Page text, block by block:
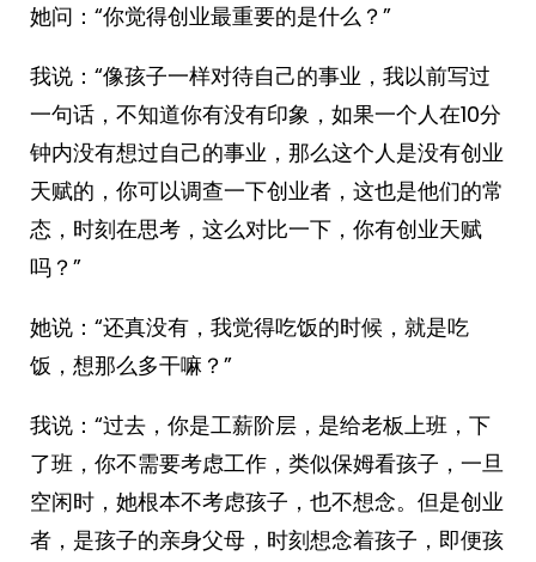
她问：“你觉得创业最重要的是什么？”
我说：“像孩子一样对待自己的事业，我以前写过
一句话，不知道你有没有印象，如果一个人在10分
钟内没有想过自己的事业，那么这个人是没有创业
天赋的，你可以调查一下创业者，这也是他们的常
态，时刻在思考，这么对比一下，你有创业天赋
吗？”
她说：“还真没有，我觉得吃饭的时候，就是吃
饭，想那么多干嘛？”
我说：“过去，你是工薪阶层，是给老板上班，下
了班，你不需要考虑工作，类似保姆看孩子，一旦
空闲时，她根本不考虑孩子，也不想念。但是创业
者，是孩子的亲身父母，时刻想念着孩子，即便孩